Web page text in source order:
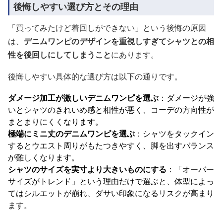
後悔しやすい選び方とその理由
「買ってみたけど着回しができない」という後悔の原因
は、 デニムワンピのデザインを重視しすぎてシャツとの相
性を後回しにしてしまうことにあります。
後悔しやすい具体的な選び方は以下の通りです。
ダメージ加工が激しいデニムワンピを選ぶ ：ダメージが強
いとシャツのきれいめ感と相性が悪く、コーデの方向性が
まとまりにくくなります。
極端にミニ丈のデニムワンピを選ぶ ：シャツをタックイン
するとウエスト周りがもたつきやすく、脚を出すバランス
が難しくなります。
シャツのサイズを実寸より大きいものにする ：「オーバー
サイズがトレンド」という理由だけで選ぶと、体型によっ
てはシルエットが崩れ、ダサい印象になるリスクが高まり
ます。